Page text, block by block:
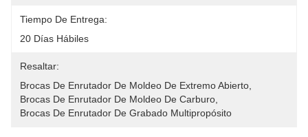
Tiempo De Entrega:
20 Días Hábiles
Resaltar:
Brocas De Enrutador De Moldeo De Extremo Abierto
Brocas De Enrutador De Moldeo De Carburo
Brocas De Enrutador De Grabado Multipropósito